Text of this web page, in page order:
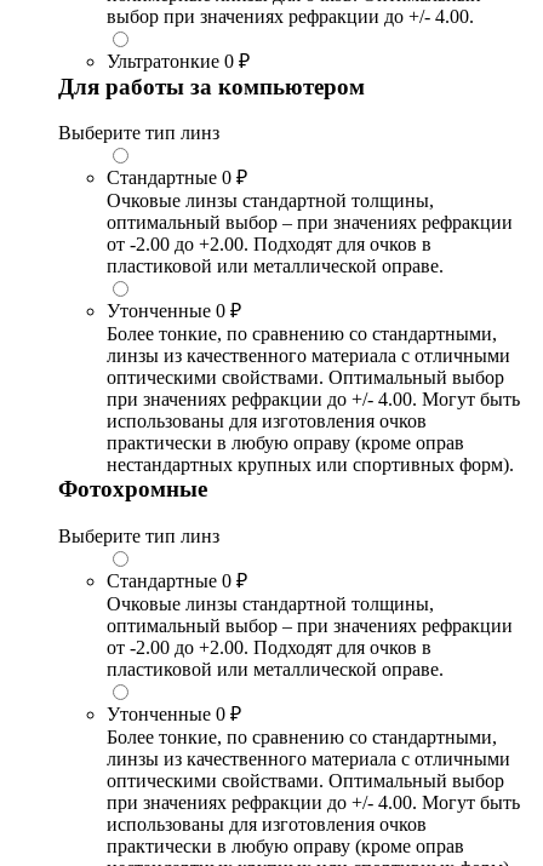
выбор при значениях рефракции до +/- 4.00.
Ультратонкие 0 ₽
Для работы за компьютером
Выберите тип линз
Стандартные 0 ₽
Очковые линзы стандартной толщины,
оптимальный выбор – при значениях рефракции
от -2.00 до +2.00. Подходят для очков в
пластиковой или металлической оправе.
Утонченные 0 ₽
Более тонкие, по сравнению со стандартными,
линзы из качественного материала с отличными
оптическими свойствами. Оптимальный выбор
при значениях рефракции до +/- 4.00. Могут быть
использованы для изготовления очков
практически в любую оправу (кроме оправ
нестандартных крупных или спортивных форм).
Фотохромные
Выберите тип линз
Стандартные 0 ₽
Очковые линзы стандартной толщины,
оптимальный выбор – при значениях рефракции
от -2.00 до +2.00. Подходят для очков в
пластиковой или металлической оправе.
Утонченные 0 ₽
Более тонкие, по сравнению со стандартными,
линзы из качественного материала с отличными
оптическими свойствами. Оптимальный выбор
при значениях рефракции до +/- 4.00. Могут быть
использованы для изготовления очков
практически в любую оправу (кроме оправ